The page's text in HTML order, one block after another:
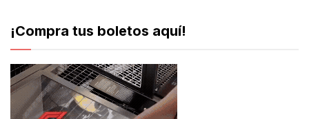
¡Compra tus boletos aquí!